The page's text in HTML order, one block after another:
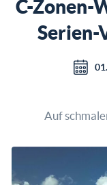
C-Zonen-
Serien-
Auf